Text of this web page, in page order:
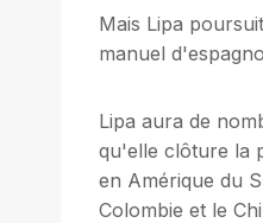
Mais Lipa
manuel
Lipa aura de
qu'elle clôture la
en Amérique du
Colombie et le